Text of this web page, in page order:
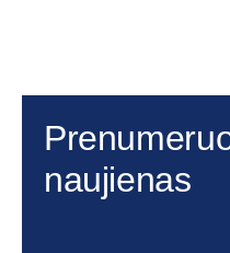
naujienas